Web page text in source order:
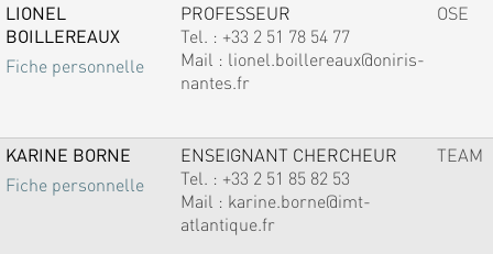
LIONEL
BOILLEREAUX
Fiche personnelle
PROFESSEUR
Tel. : +33 2 51 78 54 77
Mail : lionel.boillereaux@oniris-
nantes.fr
OSE
KARINE BORNE
Fiche personnelle
ENSEIGNANT CHERCHEUR
Tel. : +33 2 51 85 82 53
Mail : karine.borne@imt-
atlantique.fr
TEAM